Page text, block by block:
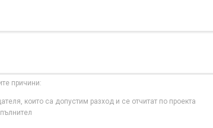
причини:
които са допустим разход и се отчитат по проекта